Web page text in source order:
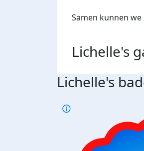
Samen kunnen we
Lichelle's
Lichelle's